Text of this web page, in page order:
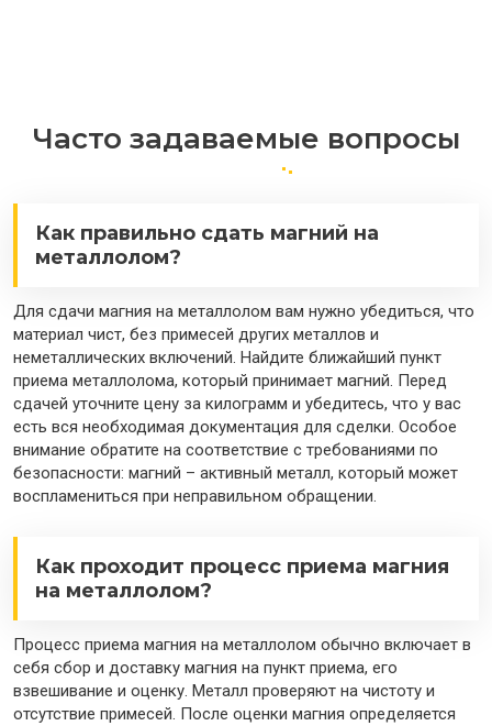
Часто задаваемые вопросы
Как правильно сдать магний на
металлолом?
Для сдачи магния на металлолом вам нужно убедиться, что
материал чист, без примесей других металлов и
неметаллических включений. Найдите ближайший пункт
приема металлолома, который принимает магний. Перед
сдачей уточните цену за килограмм и убедитесь, что у вас
есть вся необходимая документация для сделки. Особое
внимание обратите на соответствие с требованиями по
безопасности: магний – активный металл, который может
воспламениться при неправильном обращении.
Как проходит процесс приема магния
на металлолом?
Процесс приема магния на металлолом обычно включает в
себя сбор и доставку магния на пункт приема, его
взвешивание и оценку. Металл проверяют на чистоту и
отсутствие примесей. После оценки магния определяется